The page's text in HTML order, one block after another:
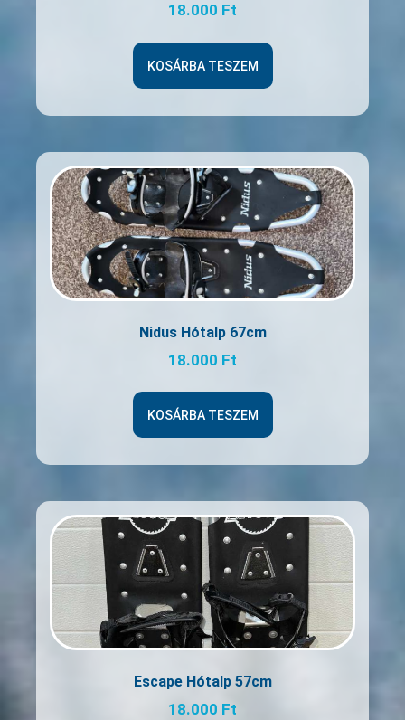
18.000 Ft
KOSÁRBA TESZEM
Nidus Hótalp 67cm
18.000 Ft
KOSÁRBA TESZEM
Escape Hótalp 57cm
18.000 Ft